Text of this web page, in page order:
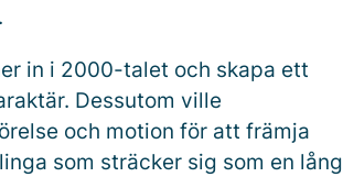
in i 2000-talet och skapa ett
Dessutom ville
och motion för att främja
som sträcker sig som en lång